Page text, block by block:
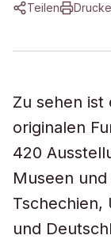
Teilen
Zu sehen ist
originalen
420
Museen
Tschechien,
und